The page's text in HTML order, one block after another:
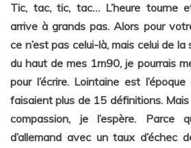
Tic, tac, tic, tac… L’heure tourne
arrive à grands pas. Alors pour
ce n’est pas celui-là, mais celui de
du haut de mes 1m90, je pourrais
pour l’écrire. Lointaine est
faisaient plus de 15 définitions.
compassion, je l’espère. Parce
d’allemand avec un taux d’échec